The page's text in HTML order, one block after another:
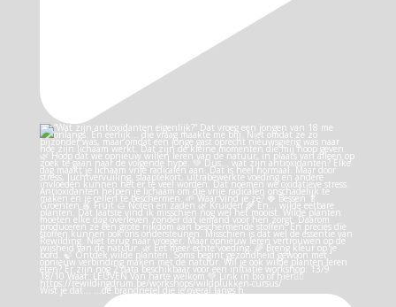
Wist je dat… …de brandnetel die je overal langs h